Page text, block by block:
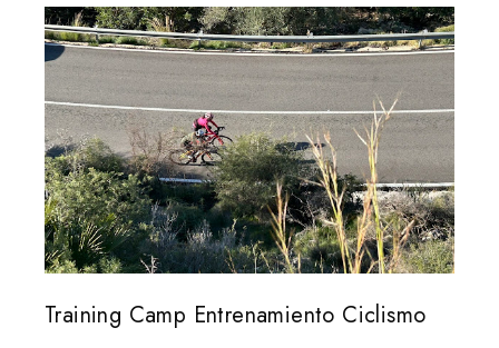
Training Camp Entrenamiento Ciclismo